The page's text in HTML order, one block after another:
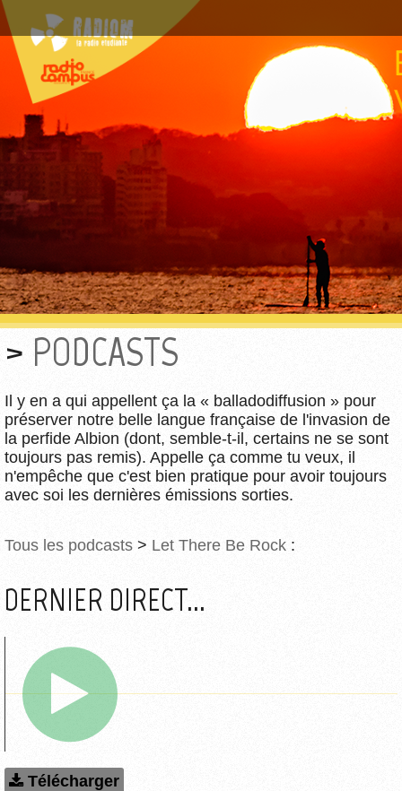
PODCASTS
Il y en a qui appellent ça la « balladodiffusion » pour
préserver notre belle langue française de l'invasion de
la perfide Albion (dont, semble-t-il, certains ne se sont
toujours pas remis). Appelle ça comme tu veux, il
n'empêche que c'est bien pratique pour avoir toujours
avec soi les dernières émissions sorties.
Tous les podcasts > Let There Be Rock :
DERNIER DIRECT...
Télécharger